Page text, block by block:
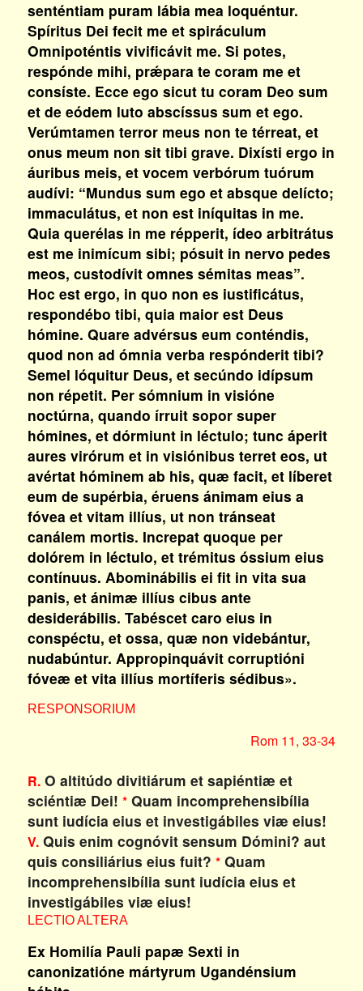
senténtiam puram lábia mea loquéntur.
Spíritus Dei fecit me et spiráculum
Omnipoténtis vivificávit me. Si potes,
respónde mihi, prǽpara te coram me et
consíste. Ecce ego sicut tu coram Deo sum
et de eódem luto abscíssus sum et ego.
Verúmtamen terror meus non te térreat, et
onus meum non sit tibi grave. Dixísti ergo in
áuribus meis, et vocem verbórum tuórum
audívi: “Mundus sum ego et absque delícto;
immaculátus, et non est iníquitas in me.
Quia querélas in me répperit, ídeo arbitrátus
est me inimícum sibi; pósuit in nervo pedes
meos, custodívit omnes sémitas meas”.
Hoc est ergo, in quo non es iustificátus,
respondébo tibi, quia maior est Deus
hómine. Quare advérsus eum conténdis,
quod non ad ómnia verba respónderit tibi?
Semel lóquitur Deus, et secúndo idípsum
non répetit. Per sómnium in visióne
noctúrna, quando írruit sopor super
hómines, et dórmiunt in léctulo; tunc áperit
aures virórum et in visiónibus terret eos, ut
avértat hóminem ab his, quæ facit, et líberet
eum de supérbia, éruens ánimam eius a
fóvea et vitam illíus, ut non tránseat
canálem mortis. Increpat quoque per
dolórem in léctulo, et trémitus óssium eius
contínuus. Abominábilis ei fit in vita sua
panis, et ánimæ illíus cibus ante
desiderábilis. Tabéscet caro eius in
conspéctu, et ossa, quæ non videbántur,
nudabúntur. Appropinquávit corruptióni
fóveæ et vita illíus mortíferis sédibus».
RESPONSORIUM
Rom 11, 33-34
R.O altitúdo divitiárum et sapiéntiæ et
sciéntiæ Dei! *Quam incomprehensibília
sunt iudícia eius et investigábiles viæ eius!
V.Quis enim cognóvit sensum Dómini? aut
quis consiliárius eius fuit? *Quam
incomprehensibília sunt iudícia eius et
investigábiles viæ eius!
LECTIO ALTERA
Ex Homilía Pauli papæ Sexti in
canonizatióne mártyrum Ugandénsium